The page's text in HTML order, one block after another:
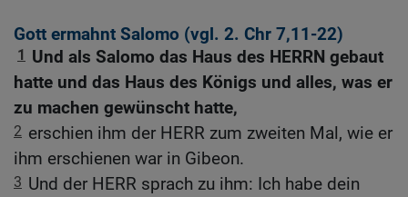
Gott ermahnt Salomo (vgl. 2. Chr 7,11-22)
1
Und als Salomo das Haus des HERRN gebaut
hatte und das Haus des Königs und alles, was er
zu machen gewünscht hatte,
2 erschien ihm der HERR zum zweiten Mal, wie er
ihm erschienen war in Gibeon.
3 Und der HERR sprach zu ihm: Ich habe dein